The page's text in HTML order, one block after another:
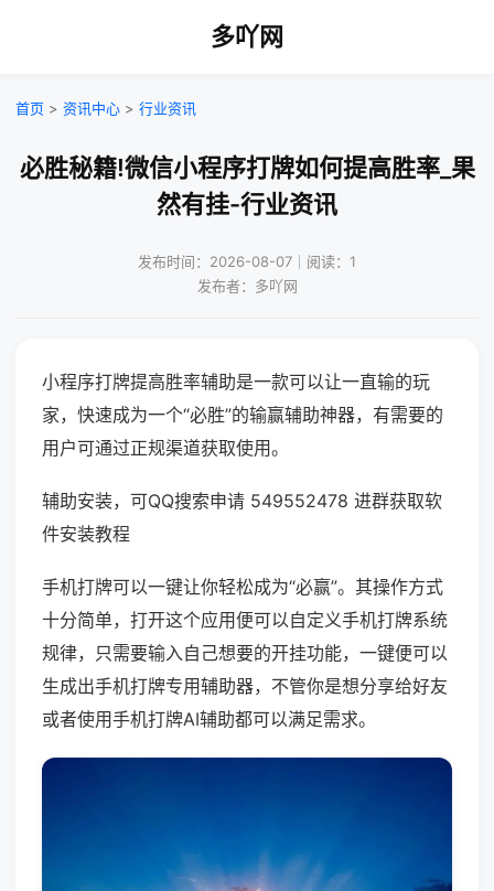
多吖网
首页 > 资讯中心 > 行业资讯
必胜秘籍!微信小程序打牌如何提高胜率_果
然有挂-行业资讯
发布时间：2026-08-07｜阅读：1
发布者：多吖网
小程序打牌提高胜率辅助是一款可以让一直输的玩
家，快速成为一个“必胜”的输赢辅助神器，有需要的
用户可通过正规渠道获取使用。
辅助安装，可QQ搜索申请 549552478 进群获取软
件安装教程
手机打牌可以一键让你轻松成为“必赢”。其操作方式
十分简单，打开这个应用便可以自定义手机打牌系统
规律，只需要输入自己想要的开挂功能，一键便可以
生成出手机打牌专用辅助器，不管你是想分享给好友
或者使用手机打牌AI辅助都可以满足需求。